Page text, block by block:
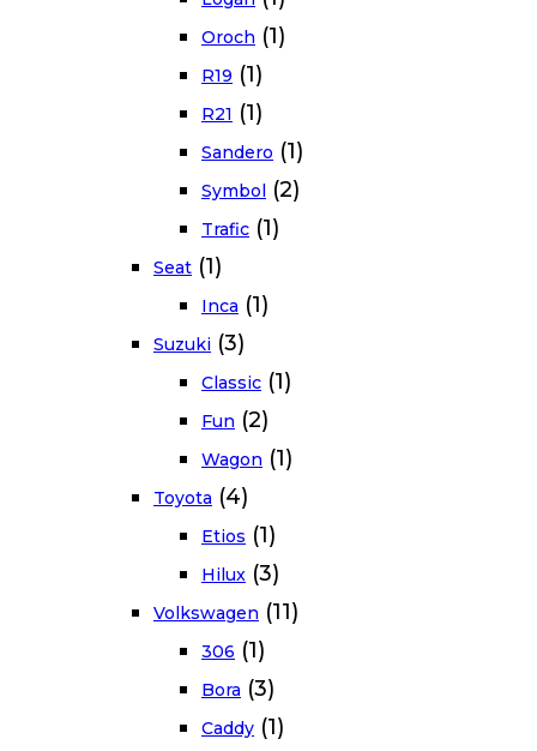
Oroch (1)
R19 (1)
R21 (1)
Sandero (1)
Symbol (2)
Trafic (1)
Seat (1)
Inca (1)
Suzuki (3)
Classic (1)
Fun (2)
Wagon (1)
Toyota (4)
Etios (1)
Hilux (3)
Volkswagen (11)
306 (1)
Bora (3)
Caddy (1)